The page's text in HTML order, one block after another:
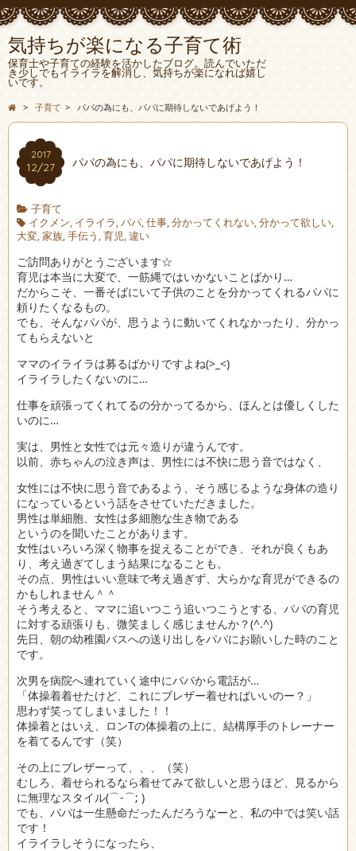
気持ちが楽になる子育て術
保育士や子育ての経験を活かしたブログ。読んでいただ
き少しでもイライラを解消し、気持ちが楽になれば嬉し
いです。
> 子育て > パパの為にも、パパに期待しないであげよう！
2017
12/27 パパの為にも、パパに期待しないであげよう！
子育て
イクメン, イライラ,パパ,仕事,分かってくれない,分かって欲しい,
大変,家族,手伝う ,育児,違い
ご訪問ありがとうございます☆
育児は本当に大変で、一筋縄ではいかないことばかり…
だからこそ、一番そばにいて子供のことを分かってくれるパパに
頼りたくなるもの。
でも、そんなパパが、思うように動いてくれなかったり、分かっ
てもらえないと
ママのイライラは募るばかりですよね(>_<)
イライラしたくないのに…
仕事を頑張ってくれてるの分かってるから、ほんとは優しくした
いのに…
実は、男性と女性では元々造りが違うんです。
以前、赤ちゃんの泣き声は、男性には不快に思う音ではなく、
女性には不快に思う音であるよう、そう感じるような身体の造り
になっているという話をさせていただきました。
男性は単細胞、女性は多細胞な生き物である
というのを聞いたことがあります。
女性はいろいろ深く物事を捉えることができ、それが良くもあ
り、考え過ぎてしまう結果になることも。
その点、男性はいい意味で考え過ぎず、大らかな育児ができるの
かもしれません＾＾
そう考えると、ママに追いつこう追いつこうとする、パパの育児
に対する頑張りも、微笑ましく感じませんか？(^.^)
先日、朝の幼稚園バスへの送り出しをパパにお願いした時のこと
です。
次男を病院へ連れていく途中にパパから電話が…
「体操着着せたけど、これにブレザー着せればいいのー？」
思わず笑ってしまいました！！
体操着とはいえ、ロンTの体操着の上に、結構厚手のトレーナー
を着てるんです（笑）
その上にブレザーって、、、（笑）
むしろ、着せられるなら着せてみて欲しいと思うほど、見るから
に無理なスタイル(⌒-⌒; )
でも、パパは一生懸命だったんだろうなーと、私の中では笑い話
です！
イライラしそうになったら、